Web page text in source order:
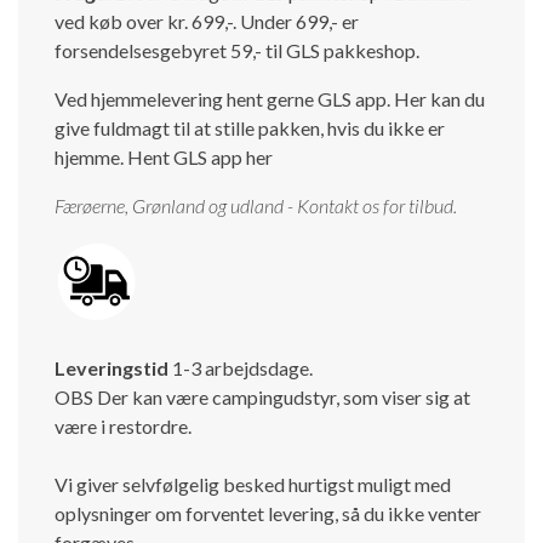
Isabella Opstillingsvejledninger
GPDR - Optagelse af foto og video
GPDR - KG Camping Kundeklub
ved køb over kr. 699,-. Under 699,- er
forsendelsesgebyret 59,- til GLS pakkeshop.
Ved hjemmelevering hent gerne GLS app. Her kan du
give fuldmagt til at stille pakken, hvis du ikke er
hjemme. Hent GLS app her
Færøerne, Grønland og udland - Kontakt os for tilbud.
Leveringstid 1-3 arbejdsdage.
OBS Der kan være campingudstyr, som viser sig at
være i restordre.
Vi giver selvfølgelig besked hurtigst muligt med
oplysninger om forventet levering, så du ikke venter